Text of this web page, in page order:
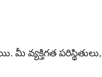
వ్యక్తిగత పరిస్థితులు,